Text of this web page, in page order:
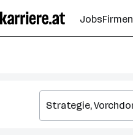
Seiteninhalt
springen
JobsFirmen